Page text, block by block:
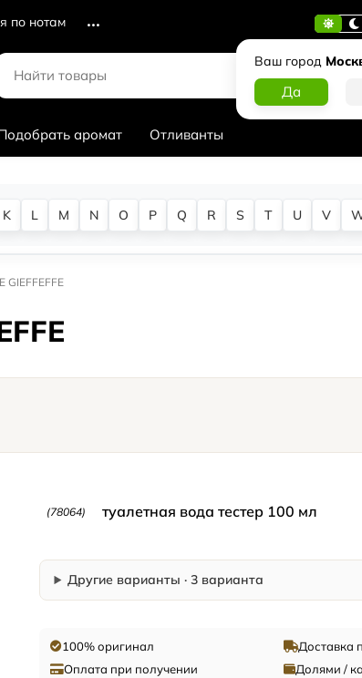
по нотам
Ваш город
аромат Отливанты
K L M N O P Q R S T U V
GIEFFEFFE
(78064) туалетная вода тестер 100 мл
Другие варианты · 3 варианта
100% оригинал
Доставка
Оплата при получении
Долями /